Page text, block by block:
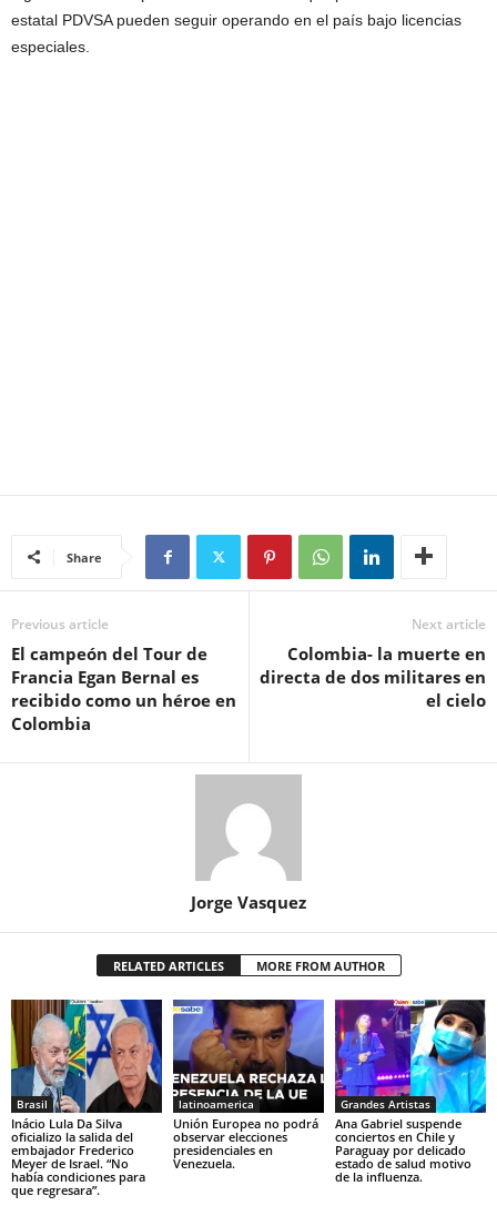
estatal PDVSA pueden seguir operando en el país bajo licencias
especiales.
Share
Previous article
El campeón del Tour de
Francia Egan Bernal es
recibido como un héroe en
Colombia
Next article
Colombia- la muerte en
directa de dos militares en
el cielo
Jorge Vasquez
RELATED ARTICLES MORE FROM AUTHOR
Brasil
Inácio Lula Da Silva
oficializo la salida del
embajador Frederico
Meyer de Israel. “No
había condiciones para
que regresara”.
latinoamerica
Unión Europea no podrá
observar elecciones
presidenciales en
Venezuela.
Grandes Artistas
Ana Gabriel suspende
conciertos en Chile y
Paraguay por delicado
estado de salud motivo
de la influenza.